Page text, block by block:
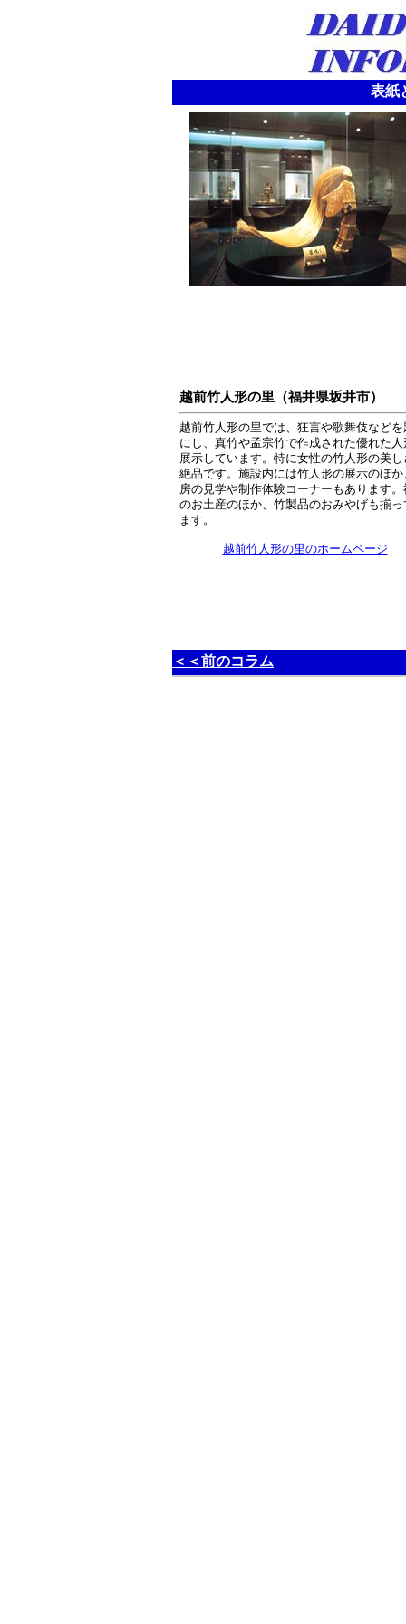
表紙
越前竹人形の里（福井県坂井市）
越前竹人形の里では、狂言や歌舞伎などを
にし、真竹や孟宗竹で作成された優れた人
展示しています。特に女性の竹人形の美し
絶品です。施設内には竹人形の展示のほか
房の見学や制作体験コーナーもあります。
のお土産のほか、竹製品のおみやげも揃っ
ます。
越前竹人形の里のホームページ
＜＜前のコラム